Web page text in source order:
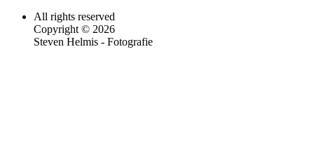
All rights reserved
Copyright © 2026
Steven Helmis - Fotografie